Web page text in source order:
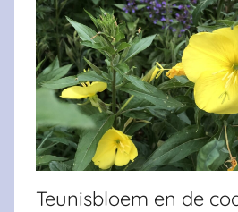
Teunisbloem en de